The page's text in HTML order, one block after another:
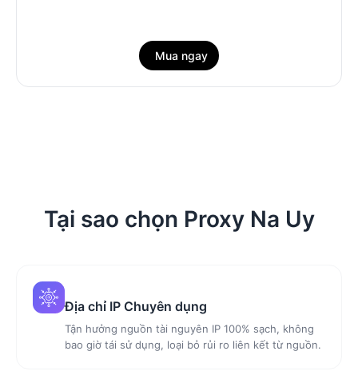
Mua ngay
Tại sao chọn Proxy Na Uy
Địa chỉ IP Chuyên dụng
Tận hưởng nguồn tài nguyên IP 100% sạch, không
bao giờ tái sử dụng, loại bỏ rủi ro liên kết từ nguồn.